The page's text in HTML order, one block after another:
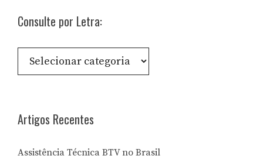
Consulte por Letra:
Consulte
por
Artigos Recentes
Assistência Técnica BTV no Brasil